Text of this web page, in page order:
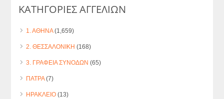
ΚΑΤΗΓΟΡΙΕΣ ΑΓΓΕΛΙΩΝ
1. ΑΘΗΝΑ(1,659)
2. ΘΕΣΣΑΛΟΝΙΚΗ (168)
3. ΓΡΑΦΕΙΑ ΣΥΝΟΔΩΝ (65)
ΠΑΤΡΑ(7)
ΗΡΑΚΛΕΙΟ (13)